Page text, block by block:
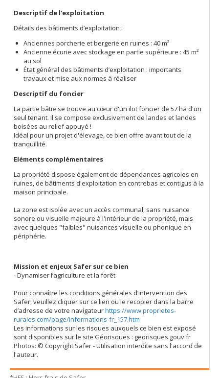
Descriptif de l'exploitation
Détails des bâtiments d’exploitation :
Anciennes porcherie et bergerie en ruines : 40 m²
Ancienne écurie avec stockage en partie supérieure : 45 m²
au sol
État général des bâtiments d’exploitation : importants
travaux et mise aux normes à réaliser
Descriptif du foncier
La partie bâtie se trouve au cœur d'un ilot foncier de 57 ha d'un
seul tenant. Il se compose exclusivement de landes et landes
boisées au relief appuyé !
Idéal pour un projet d'élevage, ce bien offre avant tout de la
tranquillité.
Eléments complémentaires
La propriété dispose également de dépendances agricoles en
ruines, de bâtiments d'exploitation en contrebas et contigus à la
maison principale.
La zone est isolée avec un accès communal, sans nuisance
sonore ou visuelle majeure à l'intérieur de la propriété, mais
avec quelques "faibles" nuisances visuelle ou phonique en
périphérie.
Mission et enjeux Safer sur ce bien
- Dynamiser l’agriculture et la forêt
Pour connaître les conditions générales d’intervention des
Safer, veuillez cliquer sur ce lien ou le recopier dans la barre
d’adresse de votre navigateurhttps://www.proprietes-
rurales.com/page/informations-fr_157.htm
Les informations sur les risques auxquels ce bien est exposé
sont disponibles sur le site Géorisques : georisques.gouv.fr
Photos: © Copyright Safer - Utilisation interdite sans l'accord de
l'auteur.